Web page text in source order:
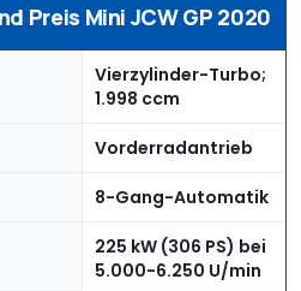
Preis Mini JCW GP 2020
Vierzylinder-Turbo;
1.998 ccm
Vorderradantrieb
8-Gang-Automatik
225 kW (306 PS) bei
5.000-6.250 U/min